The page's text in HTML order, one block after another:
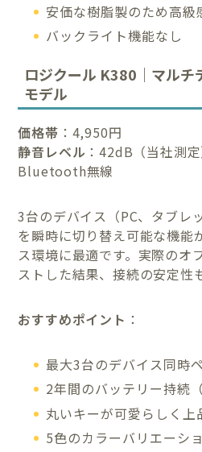
安価な樹脂製のため高級
バックライト機能なし
ロジクール K380｜マルチ
モデル
価格帯 ：4,950円
静音レベル ：42dB（当社測
Bluetooth無線
3台のデバイス（PC、タブレ
を瞬時に切り替え可能な機能
ス環境に最適です。実際のオ
ストした結果、接続の安定性
おすすめポイント ：
最大3台のデバイス同時
2年間のバッテリー持続
丸いキーが可愛らしく上
5色のカラーバリエーシ